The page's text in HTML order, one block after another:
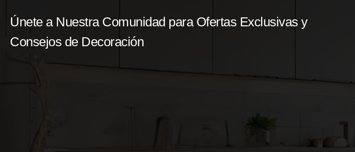
Únete a Nuestra Comunidad para Ofertas Exclusivas y
Consejos de Decoración